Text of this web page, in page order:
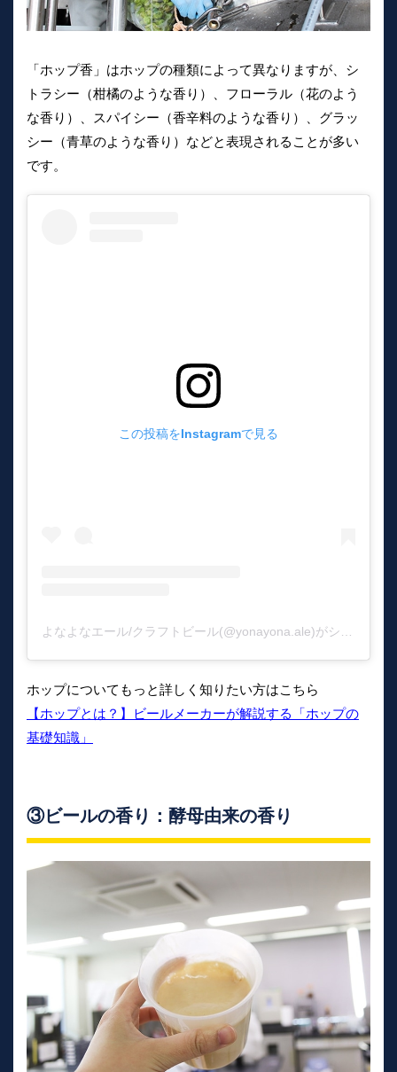
「ホップ香」はホップの種類によって異なりますが、シ
トラシー（柑橘のような香り）、フローラル（花のよう
な香り）、スパイシー（香辛料のような香り）、グラッ
シー（青草のような香り）などと表現されることが多い
です。
この投稿をInstagramで見る
よなよなエール/クラフトビール(@yonayona.ale)がシェアした投稿
ホップについてもっと詳しく知りたい方はこちら
【ホップとは？】ビールメーカーが解説する「ホップの
基礎知識」
③ビールの香り：酵母由来の香り